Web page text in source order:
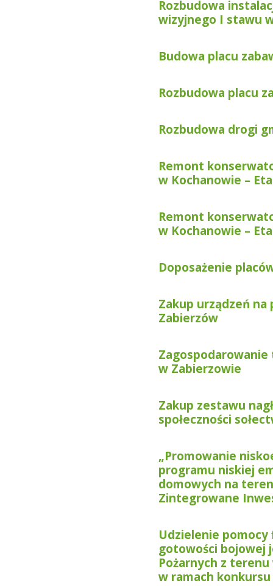
Rozbudowa
wizyjnego I stawu
Budowa placu
Rozbudowa placu
Rozbudowa drogi
Remont
w Kochanowie –
Remont
w Kochanowie –
Doposażenie
Zakup urządzeń na
Zabierzów
Zagospodarowanie
w Zabierzowie
Zakup zestawu
społeczności
„Promowanie
programu niskiej
domowych na
Zintegrowane
Udzielenie
gotowości bojowej
Pożarnych z
w ramach konkursu